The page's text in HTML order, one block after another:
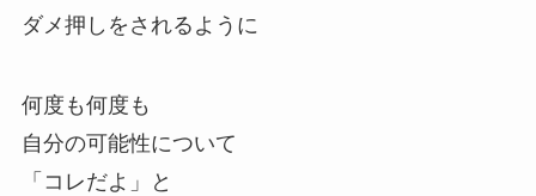
ダメ押しをされるように
何度も何度も
自分の可能性について
「コレだよ」と